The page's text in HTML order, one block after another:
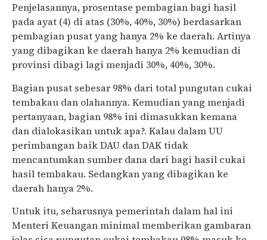
Penjelasannya, prosentase pembagian bagi hasil
pada ayat (4) di atas (30%, 40%, 30%) berdasarkan
pembagian pusat yang hanya 2% ke daerah. Artinya
yang dibagikan ke daerah hanya 2% kemudian di
provinsi dibagi lagi menjadi 30%, 40%, 30%.
Bagian pusat sebesar 98% dari total pungutan cukai
tembakau dan olahannya. Kemudian yang menjadi
pertanyaan, bagian 98% ini dimasukkan kemana
dan dialokasikan untuk apa?. Kalau dalam UU
perimbangan baik DAU dan DAK tidak
mencantumkan sumber dana dari bagi hasil cukai
hasil tembakau. Sedangkan yang dibagikan ke
daerah hanya 2%.
Untuk itu, seharusnya pemerintah dalam hal ini
Menteri Keuangan minimal memberikan gambaran